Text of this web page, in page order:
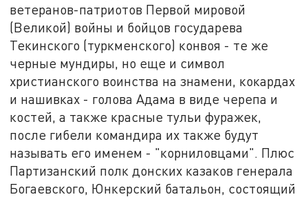
ветеранов-патриотов Первой мировой
(Великой) войны и бойцов государева
Текинского (туркменского) конвоя - те же
черные мундиры, но еще и символ
христианского воинства на знамени, кокардах
и нашивках - голова Адама в виде черепа и
костей, а также красные тульи фуражек,
после гибели командира их также будут
называть его именем - "корниловцами". Плюс
Партизанский полк донских казаков генерала
Богаевского, Юнкерский батальон, состоящий